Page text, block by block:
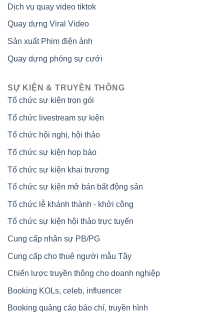
Dịch vụ quay video tiktok
Quay dựng Viral Video
Sản xuất Phim điện ảnh
Quay dựng phóng sự cưới
SỰ KIỆN & TRUYỀN THÔNG
Tổ chức sự kiện trọn gói
Tổ chức livestream sự kiện
Tổ chức hội nghị, hội thảo
Tổ chức sự kiện họp báo
Tổ chức sự kiện khai trương
Tổ chức sự kiện mở bán bất động sản
Tổ chức lễ khánh thành - khởi công
Tổ chức sự kiện hội thảo trực tuyến
Cung cấp nhân sự PB/PG
Cung cấp cho thuê người mẫu Tây
Chiến lược truyền thông cho doanh nghiệp
Booking KOLs, celeb, influencer
Booking quảng cáo báo chí, truyền hình